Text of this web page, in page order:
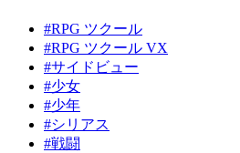
#RPG ツクール
#RPG ツクール VX
#サイドビュー
#少女
#少年
#シリアス
#戦闘